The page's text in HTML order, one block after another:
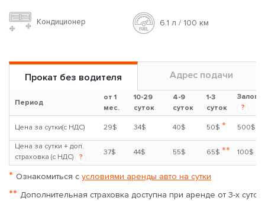
Кондиционер 6.1 л / 100 км
Прокат без водителя Адрес подачи
Период
от 1
мес.
10-29
суток
4-9
суток
1-3
суток
Залог
?
Цена за сутки(с НДС) 29$ 34$ 40$ 50$ * 500$
Цена за сутки + доп.
страховка (с НДС)
?
37$ 44$ 55$ 65$ ** 100$
* Ознакомиться с условиями аренды авто на сутки
** Дополнительная страховка доступна при аренде от 3-х суток